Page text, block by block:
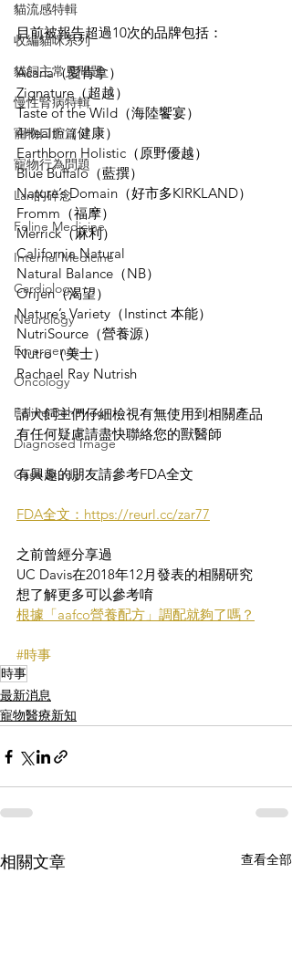
貓流感特輯
收編貓咪系列
貓飼主常見問題
慢性腎病特輯
寵物口腔篇
寵物行為問題
Lan的碎念
Feline Medicine
Internal Medicine
Cardiology
Neurology
Emergency
Oncology
Feline Behaviour
Diagnosed Image
Case Study
目前被報告超過10次的品牌包括：
Acana（愛肯拿）
Zignature（超越）
Taste of the Wild（海陸饗宴）
4Health（健康）
Earthborn Holistic（原野優越）
Blue Buffalo（藍撰）
Nature’s Domain（好市多KIRKLAND）
Fromm（福摩）
Merrick（麻利）
California Natural
Natural Balance（NB）
Orijen（渴望）
Nature’s Variety（Instinct 本能）
NutriSource（營養源）
Nutro（美士）
Rachael Ray Nutrish
請犬飼主們仔細檢視有無使用到相關產品
有任何疑慮請盡快聯絡您的獸醫師
有興趣的朋友請參考FDA全文
FDA全文：https://reurl.cc/zar77
之前曾經分享過
UC Davis在2018年12月發表的相關研究
想了解更多可以參考唷
根據「aafco營養配方」調配就夠了嗎？
#時事
時事
最新消息
寵物醫療新知
相關文章 查看全部